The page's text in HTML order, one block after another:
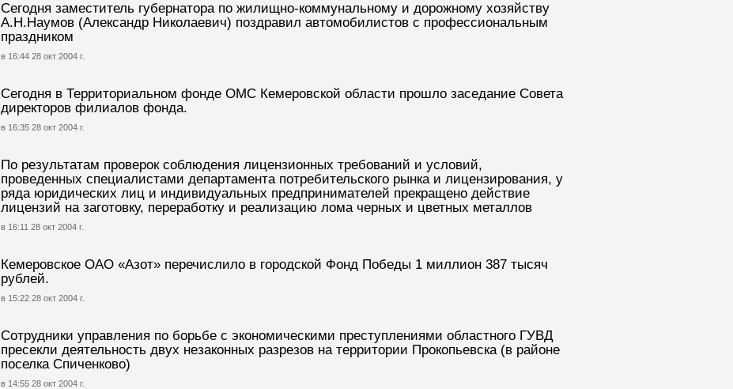
Сегодня заместитель губернатора по жилищно-коммунальному и дорожному хозяйству
А.Н.Наумов (Александр Николаевич) поздравил автомобилистов с профессиональным
праздником
в 16:44 28 окт 2004 г.
Сегодня в Территориальном фонде ОМС Кемеровской области прошло заседание Совета
директоров филиалов фонда.
в 16:35 28 окт 2004 г.
По результатам проверок соблюдения лицензионных требований и условий,
проведенных специалистами департамента потребительского рынка и лицензирования, у
ряда юридических лиц и индивидуальных предпринимателей прекращено действие
лицензий на заготовку, переработку и реализацию лома черных и цветных металлов
в 16:11 28 окт 2004 г.
Кемеровское ОАО «Азот» перечислило в городской Фонд Победы 1 миллион 387 тысяч
рублей.
в 15:22 28 окт 2004 г.
Сотрудники управления по борьбе с экономическими преступлениями областного ГУВД
пресекли деятельность двух незаконных разрезов на территории Прокопьевска (в районе
поселка Спиченково)
в 14:55 28 окт 2004 г.